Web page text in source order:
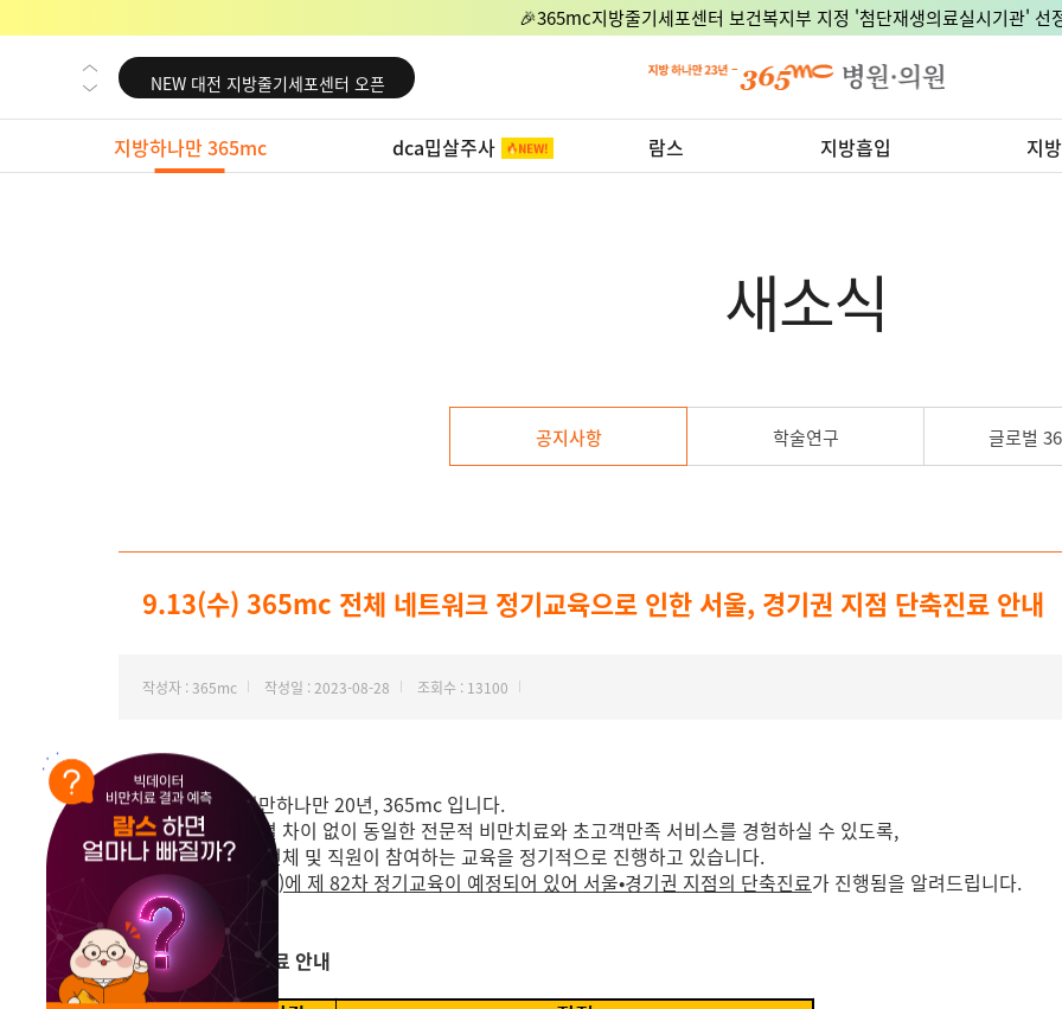
🎉365mc지방줄기세포센터 보건복지부 지정 '첨단재생의료실시기관' 선
NEW 교대 지방줄기세포센터 오픈
NEW 대전 지방줄기세포센터 오픈
NEW 노원 지방줄기세포센터 오픈
NEW 미국 LA점 오픈
지방하나만 365mc dca밉살주사 람스 지방흡입 지
새소식
공지사항 학술연구 글로벌
9.13(수) 365mc 전체 네트워크 정기교육으로 인한 서울, 경기권 지점 단축진료 안내
작성자 : 365mc 작성일 : 2023-08-28 조회수 : 13100
안녕하세요. 비만하나만 20년, 365mc 입니다.
365mc는 지점별 차이 없이 동일한 전문적 비만치료와 초고객만족 서비스를 경험하실 수 있도록,
365mc 의료진 전체 및 직원이 참여하는 교육을 정기적으로 진행하고 있습니다.
오는 9월 13일(수)에 제 82차 정기교육이 예정되어 있어 서울•경기권 지점의 단축진료가 진행됨을 알려드립니다.
※지점별 단축진료 안내